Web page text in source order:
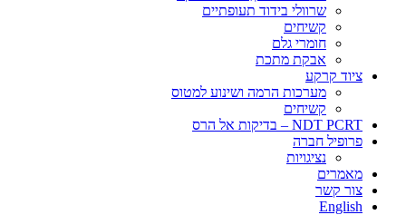
שרוולי בידוד תעופתיים
קשיחים
חומרי גלם
אבקת מתכת
ציוד קרקע
מערכות הרמה ושינוע למטוס
קשיחים
NDT PCRT – בדיקות אל הרס
פרופיל חברה
​​​נציגויות
מאמרים
צור קשר
English